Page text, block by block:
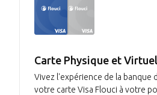
Carte Physique et
Vivez l'expérience de la banque
votre carte Visa Flouci à votre